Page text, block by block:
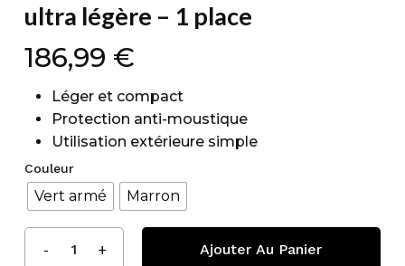
ultra légère – 1 place
186,99 €
Léger et compact
Protection anti-moustique
Utilisation extérieure simple
Couleur
Vert armé Marron
Ajouter Au Panier